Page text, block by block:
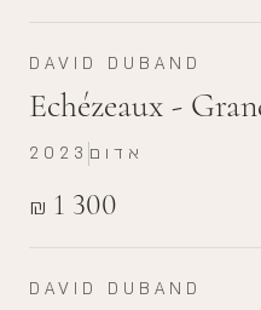
DAVID DUBAND
Echézeaux -
₪ 1 300
2023 אדום
DAVID DUBAND